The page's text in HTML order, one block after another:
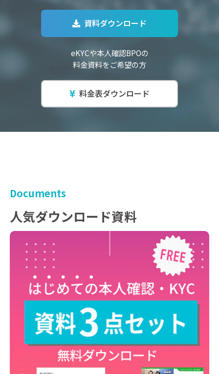
資料ダウンロード
eKYCや本人確認BPOの
料金資料をご希望の方
料金表ダウンロード
Documents
人気ダウンロード資料